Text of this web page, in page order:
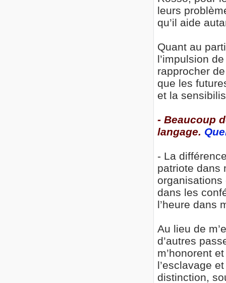
leurs
qu’il aide
Quant au
l’impulsion
rapprocher
que les
et la
- Beaucoup
langage.
- La
patriote dans
dans les
l’heure dans
Au lieu de
d’autres
m’honorent
l’esclavage
distinction,